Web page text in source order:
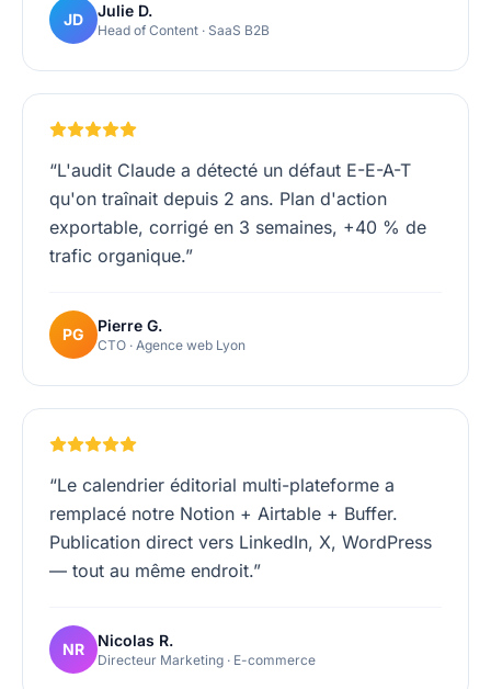
JD Julie D.
Head of Content · SaaS B2B
“L'audit Claude a détecté un défaut E-E-A-T
qu'on traînait depuis 2 ans. Plan d'action
exportable, corrigé en 3 semaines, +40 % de
trafic organique.”
PG Pierre G.
CTO · Agence web Lyon
“Le calendrier éditorial multi-plateforme a
remplacé notre Notion + Airtable + Buffer.
Publication direct vers LinkedIn, X, WordPress
— tout au même endroit.”
NR Nicolas R.
Directeur Marketing · E-commerce